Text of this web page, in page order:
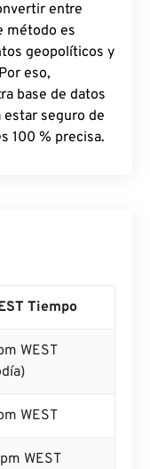
entre
método es
geopolíticos y
eso,
base de datos
estar seguro de
100 % precisa.
Tiempo
WEST
WEST
WEST